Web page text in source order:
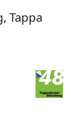
Tappa